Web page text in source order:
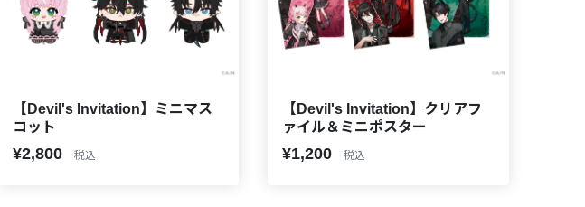
【Devil's Invitation】ミニマス
コット
¥2,800 税込
【Devil's Invitation】クリアフ
ァイル＆ミニポスター
¥1,200 税込